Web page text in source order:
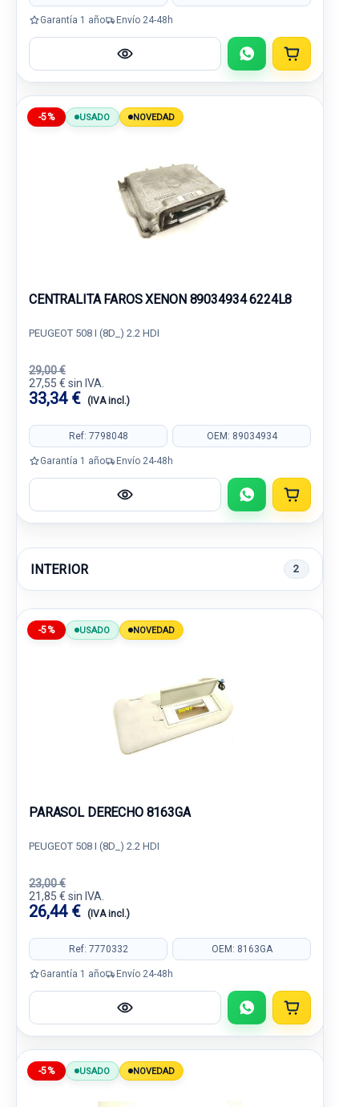
Garantía 1 año Envío 24-48h
-5% USADO NOVEDAD
CENTRALITA FAROS XENON 89034934 6224L8
PEUGEOT 508 I (8D_) 2.2 HDI
29,00 €
27,55 € sin IVA.
33,34 € (IVA incl.)
Ref: 7798048 OEM: 89034934
Garantía 1 año Envío 24-48h
INTERIOR 2
-5% USADO NOVEDAD
PARASOL DERECHO 8163GA
PEUGEOT 508 I (8D_) 2.2 HDI
23,00 €
21,85 € sin IVA.
26,44 € (IVA incl.)
Ref: 7770332 OEM: 8163GA
Garantía 1 año Envío 24-48h
-5% USADO NOVEDAD